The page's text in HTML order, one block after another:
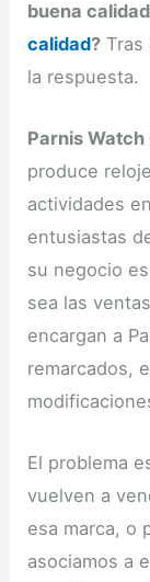
buena
calidad? Tras
la respuesta.
Parnis Watch
produce
actividades
entusiastas
su negocio
sea las
encargan a
remarcados,
El problema
vuelven a
esa marca, o
asociamos a